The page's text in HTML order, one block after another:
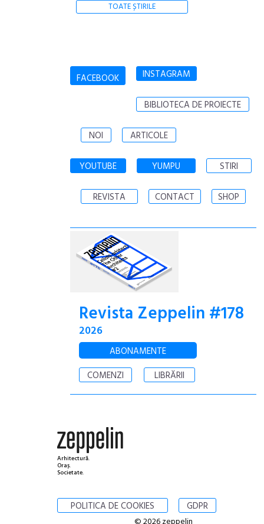
TOATE ȘTIRILE
FACEBOOK INSTAGRAM
BIBLIOTECA DE PROIECTE
NOI ARTICOLE
YOUTUBE YUMPU STIRI
REVISTA CONTACT SHOP
Revista Zeppelin #178
2026
ABONAMENTE
COMENZI
LIBRĂRII
Arhitectură.
Oraș.
Societate.
POLITICA DE COOKIES GDPR